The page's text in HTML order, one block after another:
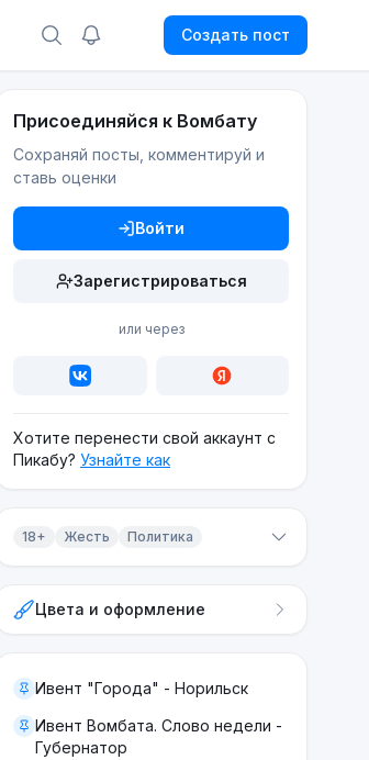
Создать пост
Присоединяйся к Вомбату
Сохраняй посты, комментируй и
ставь оценки
Войти
Зарегистрироваться
или через
Хотите перенести свой аккаунт с
Пикабу? Узнайте как
18+ Жесть Политика
ЖестьЦвета и оформление
Ивент "Города" - Норильск
Ивент Вомбата. Слово недели -
Губернатор